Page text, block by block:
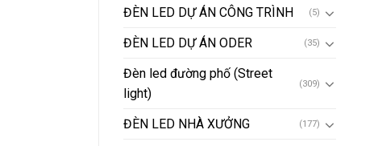
ĐÈN LED DỰ ÁN CÔNG TRÌNH (5)
ĐÈN LED DỰ ÁN ODER (35)
Đèn led đường phố (Street
light)
(309)
ĐÈN LED NHÀ XƯỞNG (177)